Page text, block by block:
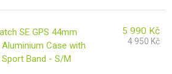
SE GPS 44mm
Case with
Band - S/M
5 990 Kč
4 950 Kč